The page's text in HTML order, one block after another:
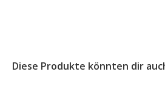
Diese Produkte könnten dir